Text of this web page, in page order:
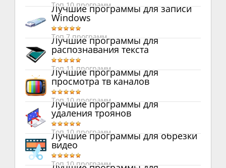
Топ 10 программ
Лучшие программы для записи
Windows
Топ 7 программ
Лучшие программы для
распознавания текста
Топ 11 программ
Лучшие программы для
просмотра тв каналов
Топ 10 программ
Лучшие программы для
удаления троянов
Топ 10 программ
Лучшие программы для обрезки
видео
Топ 10 программ